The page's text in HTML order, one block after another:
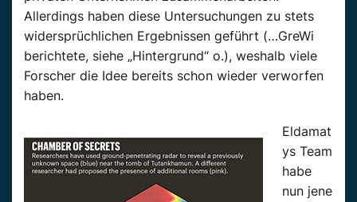
Allerdings haben diese Untersuchungen zu stets
widersprüchlichen Ergebnissen geführt (…GreWi
berichtete, siehe „Hintergrund“ o.), weshalb viele
Forscher die Idee bereits schon wieder verworfen
haben.
Eldamat
ys Team
habe
nun jene